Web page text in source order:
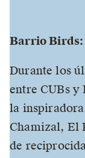
Barrio Birds:
Durante los
entre CUBs
la
Chamizal, El
de